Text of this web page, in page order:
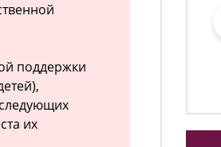
поддержки
их